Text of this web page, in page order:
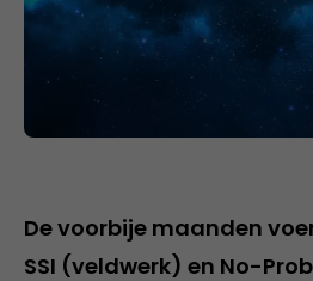
De voorbije maanden
SSI (veldwerk) en No-